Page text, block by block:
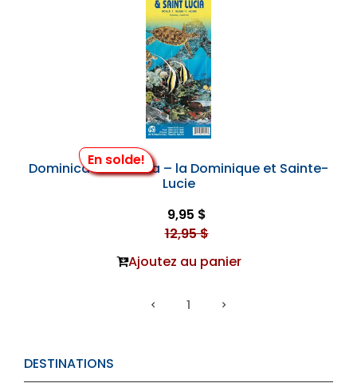
DESTINATIONS
En solde!
Dominica & St. Lucia – la Dominique et Sainte-
Lucie
9,95 $
12,95 $
Ajoutez au panier
1